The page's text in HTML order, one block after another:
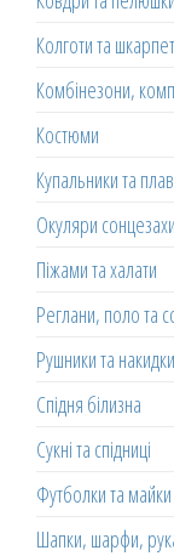
Колготи та
Комбінезони,
Костюми
Купальники та
Окуляри
Піжами та халати
Реглани, поло та
Рушники та накидки
Спідня білизна
Сукні та спідниці
Футболки та майки
Шапки, шарфи,